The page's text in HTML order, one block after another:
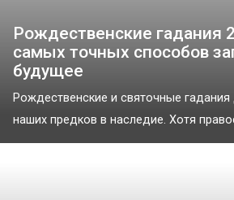
Рождественские гадания
самых точных способов
будущее
Рождественские и святочные
наших предков в наследие. Хотя